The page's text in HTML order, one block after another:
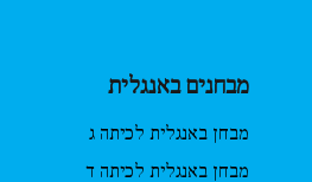
מבחנים באנגלית
מבחן באנגלית לכיתה ג
מבחן באנגלית לכיתה ד